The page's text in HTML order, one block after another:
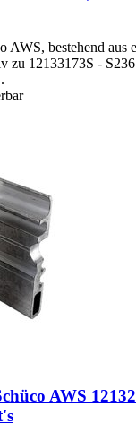
AWS, bestehend aus
zu 12133173S -
AWS